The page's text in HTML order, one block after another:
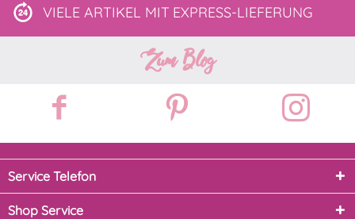
VIELE ARTIKEL MIT EXPRESS-LIEFERUNG
Zum Blog
Service Telefon
Shop Service